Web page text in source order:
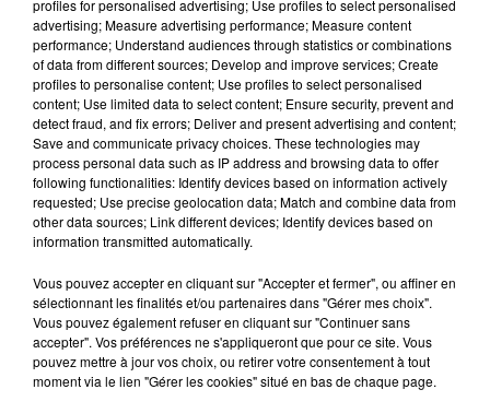
samedi 27 août :Métropolitans 92 / Cholet Basket à
18h–MSB / OLB à 21h
dimanche 28 août :petite finale à 14h–grande finale
à 17h
À LA UNE
profiles for personalised advertising; Use profiles to select personalised
advertising; Measure advertising performance; Measure content
performance; Understand audiences through statistics or combinations
of data from different sources; Develop and improve services; Create
profiles to personalise content; Use profiles to select personalised
content; Use limited data to select content; Ensure security, prevent and
detect fraud, and fix errors; Deliver and present advertising and content;
Save and communicate privacy choices. These technologies may
process personal data such as IP address and browsing data to offer
following functionalities: Identify devices based on information actively
requested; Use precise geolocation data; Match and combine data from
other data sources; Link different devices; Identify devices based on
information transmitted automatically.
Vous pouvez accepter en cliquant sur "Accepter et fermer", ou affiner en
sélectionnant les finalités et/ou partenaires dans "Gérer mes choix".
Vous pouvez également refuser en cliquant sur "Continuer sans
accepter". Vos préférences ne s'appliqueront que pour ce site. Vous
pouvez mettre à jour vos choix, ou retirer votre consentement à tout
moment via le lien "Gérer les cookies" situé en bas de chaque page.